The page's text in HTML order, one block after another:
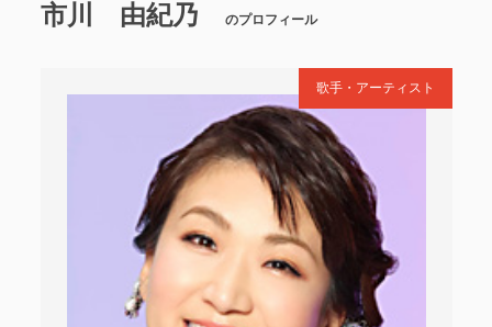
市川 由紀乃 のプロフィール
歌手・アーティスト